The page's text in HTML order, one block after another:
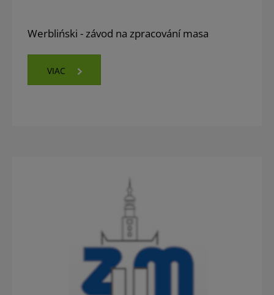
Werbliński - závod na zpracování masa
VIAC